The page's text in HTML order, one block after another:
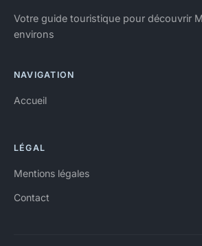
Votre guide touristique pour découvrir
environs
NAVIGATION
Accueil
LÉGAL
Mentions légales
Contact